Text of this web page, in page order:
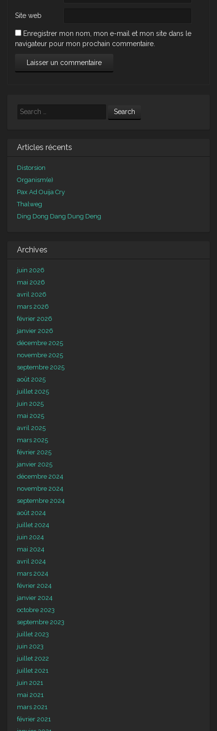
Site web
Enregistrer mon nom, mon e-mail et mon site dans le
navigateur pour mon prochain commentaire.
Search
Articles récents
Distorsion
Organism(e)
Pax Ad Ouija Cry
Thalweg
Ding Dong Dang Dung Deng
Archives
juin 2026
mai 2026
avril 2026
mars 2026
février 2026
janvier 2026
décembre 2025
novembre 2025
septembre 2025
août 2025
juillet 2025
juin 2025
mai 2025
avril 2025
mars 2025
février 2025
janvier 2025
décembre 2024
novembre 2024
septembre 2024
août 2024
juillet 2024
juin 2024
mai 2024
avril 2024
mars 2024
février 2024
janvier 2024
octobre 2023
septembre 2023
juillet 2023
juin 2023
juillet 2022
juillet 2021
juin 2021
mai 2021
mars 2021
février 2021